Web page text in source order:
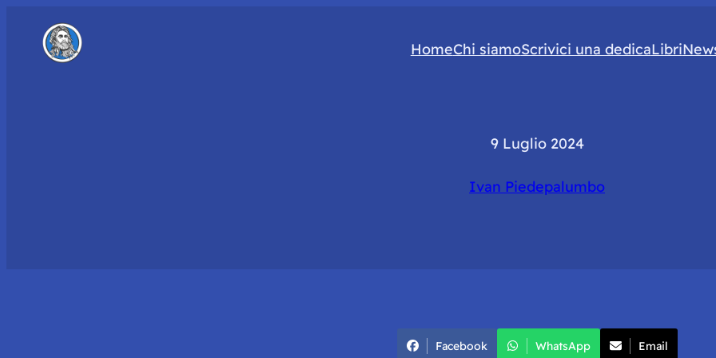
HomeChi siamoScrivici una dedicaLibri
9 Luglio 2024
Ivan Piedepalumbo
Facebook WhatsApp Email